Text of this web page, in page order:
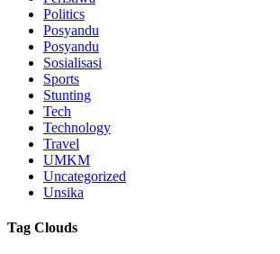
Politics
Posyandu
Posyandu
Sosialisasi
Sports
Stunting
Tech
Technology
Travel
UMKM
Uncategorized
Unsika
Tag Clouds